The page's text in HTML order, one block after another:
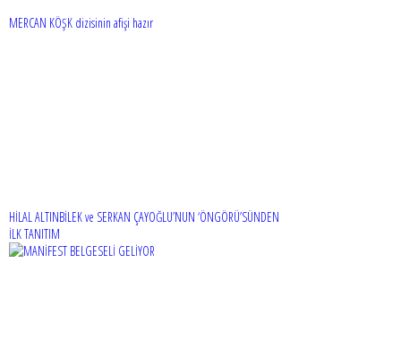
MERCAN KÖŞK dizisinin afişi hazır
HİLAL ALTINBİLEK ve SERKAN ÇAYOĞLU’NUN ‘ÖNGÖRÜ’SÜNDEN
İLK TANITIM